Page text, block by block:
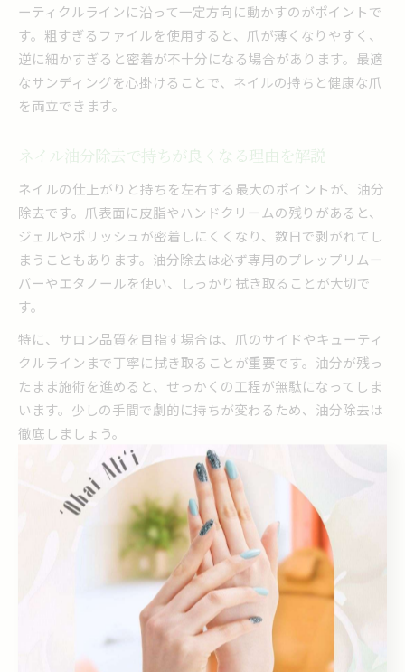
ーティクルラインに沿って一定方向に動かすのがポイントで
す。粗すぎるファイルを使用すると、爪が薄くなりやすく、
逆に細かすぎると密着が不十分になる場合があります。最適
なサンディングを心掛けることで、ネイルの持ちと健康な爪
を両立できます。
ネイル油分除去で持ちが良くなる理由を解説
ネイルの仕上がりと持ちを左右する最大のポイントが、油分
除去です。爪表面に皮脂やハンドクリームの残りがあると、
ジェルやポリッシュが密着しにくくなり、数日で剥がれてし
まうこともあります。油分除去は必ず専用のプレップリムー
バーやエタノールを使い、しっかり拭き取ることが大切で
す。
特に、サロン品質を目指す場合は、爪のサイドやキューティ
クルラインまで丁寧に拭き取ることが重要です。油分が残っ
たまま施術を進めると、せっかくの工程が無駄になってしま
います。少しの手間で劇的に持ちが変わるため、油分除去は
徹底しましょう。
プレパ工程で失敗しないネイルの秘訣とは
プレパレーション工程でよくある失敗は、手順の省略や雑な
作業です。例えば、サンディングを強くやりすぎて自爪を傷
めてしまったり、甘皮処理が不十分で浮きやすくなったりし
ます。失敗を防ぐためには、各工程の意味を理解し、丁寧さ
を意識することが大切です。
初心者の方は、工程ごとにチェックリストを作成し、一つひ
とつ確認しながら進めると失敗が減ります。また、ネイルサ